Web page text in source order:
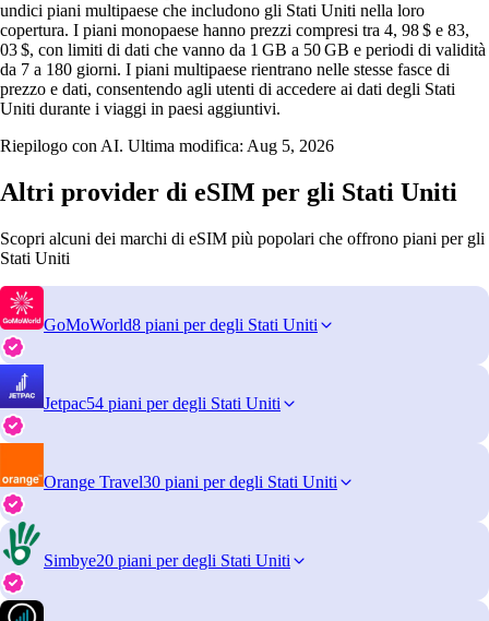
undici piani multipaese che includono gli Stati Uniti nella loro
copertura. I piani monopaese hanno prezzi compresi tra 4, 98 $ e 83,
03 $, con limiti di dati che vanno da 1 GB a 50 GB e periodi di validità
da 7 a 180 giorni. I piani multipaese rientrano nelle stesse fasce di
prezzo e dati, consentendo agli utenti di accedere ai dati degli Stati
Uniti durante i viaggi in paesi aggiuntivi.
Riepilogo con AI. Ultima modifica: Aug 5, 2026
Altri provider di eSIM per gli Stati Uniti
Scopri alcuni dei marchi di eSIM più popolari che offrono piani per gli
Stati Uniti
GoMoWorld8 piani per degli Stati Uniti
Jetpac54 piani per degli Stati Uniti
Orange Travel30 piani per degli Stati Uniti
Simbye20 piani per degli Stati Uniti